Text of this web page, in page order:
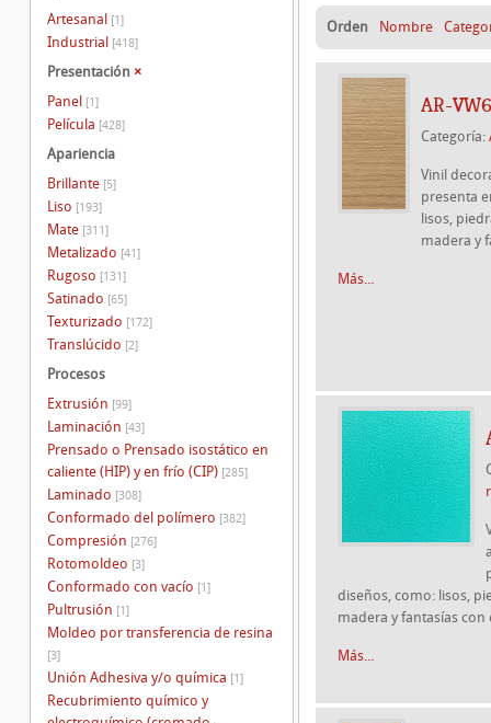
Orden Nombre
AR-
Categoría:
Vinil
presenta
lisos,
madera y
Más...
diseños, como: lisos,
madera y fantasías con
Más...
Artesanal [1]
Industrial [418]
Presentación ×
Panel [1]
Película [428]
Apariencia
Brillante [5]
Liso [193]
Mate [311]
Metalizado [41]
Rugoso [131]
Satinado [65]
Texturizado [172]
Translúcido [2]
Procesos
Extrusión [99]
Laminación [43]
Prensado o Prensado isostático en
caliente (HIP) y en frío (CIP) [285]
Laminado [308]
Conformado del polímero [382]
Compresión [276]
Rotomoldeo [3]
Conformado con vacío [1]
Pultrusión [1]
Moldeo por transferencia de resina
[3]
Unión Adhesiva y/o química [1]
Recubrimiento químico y